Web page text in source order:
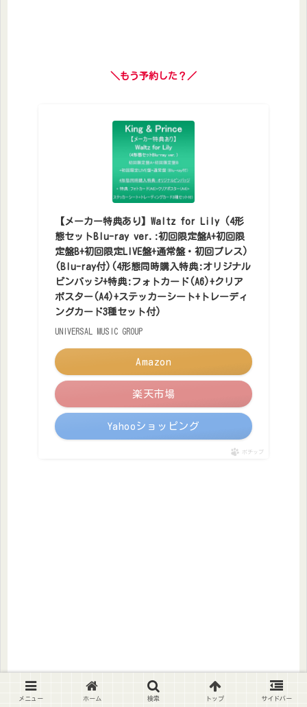
＼もう予約した？／
【メーカー特典あり】Waltz for Lily (4形
態セットBlu-ray ver.:初回限定盤A+初回限
定盤B+初回限定LIVE盤+通常盤・初回プレス)
(Blu-ray付)(4形態同時購入特典:オリジナル
ピンバッジ+特典:フォトカード(A6)+クリア
ポスター(A4)+ステッカーシート+トレーディ
ングカード3種セット付)
UNIVERSAL MUSIC GROUP
Amazon
楽天市場
Yahooショッピング
ポチップ
メニュー ホーム 検索 トップ サイドバー